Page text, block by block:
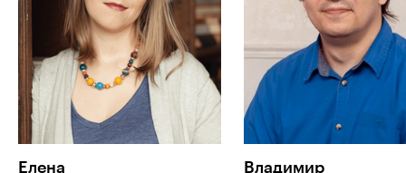
Елена
Владимир